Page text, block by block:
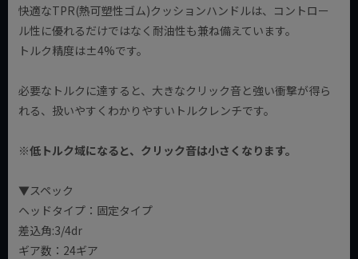
快適なTPR(熱可塑性ゴム)クッションハンドルは、コントロー
ル性に優れるだけではなく耐油性も兼ね備えています。
トルク精度は±4%です。
必要なトルクに達すると、大きなクリック音と強い衝撃が得ら
れる、扱いやすくわかりやすいトルクレンチです。
※低トルク域になると、クリック音は小さくなります。
▼スペック
ヘッドタイプ：固定タイプ
差込角:3/4dr
ギア数：24ギア